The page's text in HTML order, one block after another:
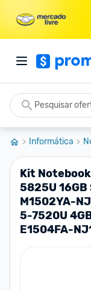
Informática
Kit
5825U 16GB
M1502YA-
5-7520U
E1504FA-